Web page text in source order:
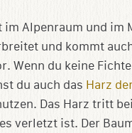
im Alpenraum und im
und kommt
Wenn du keine
du auch das Harz
Das Harz tritt
verletzt ist. Der